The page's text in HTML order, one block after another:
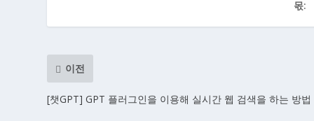
몫:
이전
[챗GPT] GPT 플러그인을 이용해 실시간 웹 검색을 하는 방법